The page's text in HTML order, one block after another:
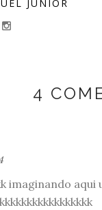
JUNIOR
4
imaginando